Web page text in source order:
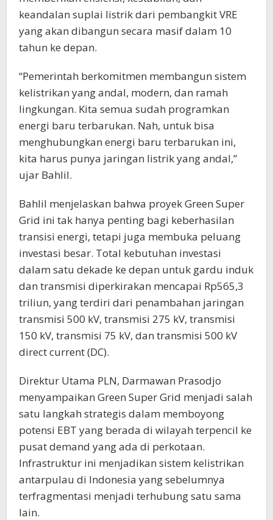
keandalan suplai listrik dari pembangkit VRE
yang akan dibangun secara masif dalam 10
tahun ke depan.
“Pemerintah berkomitmen membangun sistem
kelistrikan yang andal, modern, dan ramah
lingkungan. Kita semua sudah programkan
energi baru terbarukan. Nah, untuk bisa
menghubungkan energi baru terbarukan ini,
kita harus punya jaringan listrik yang andal,”
ujar Bahlil.
Bahlil menjelaskan bahwa proyek Green Super
Grid ini tak hanya penting bagi keberhasilan
transisi energi, tetapi juga membuka peluang
investasi besar. Total kebutuhan investasi
dalam satu dekade ke depan untuk gardu induk
dan transmisi diperkirakan mencapai Rp565,3
triliun, yang terdiri dari penambahan jaringan
transmisi 500 kV, transmisi 275 kV, transmisi
150 kV, transmisi 75 kV, dan transmisi 500 kV
direct current (DC).
Direktur Utama PLN, Darmawan Prasodjo
menyampaikan Green Super Grid menjadi salah
satu langkah strategis dalam memboyong
potensi EBT yang berada di wilayah terpencil ke
pusat demand yang ada di perkotaan.
Infrastruktur ini menjadikan sistem kelistrikan
antarpulau di Indonesia yang sebelumnya
terfragmentasi menjadi terhubung satu sama
lain.